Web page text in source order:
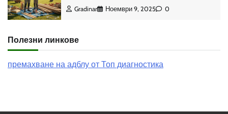
Gradinar Ноември 9, 2025 0
Полезни линкове
премахване на адблу от Топ диагностика